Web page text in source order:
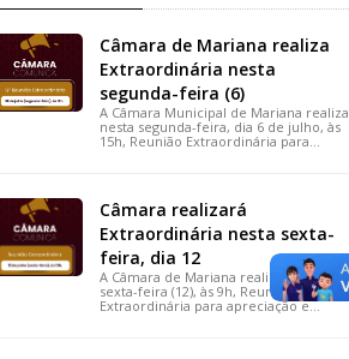
Câmara de Mariana realiza
Extraordinária nesta
segunda-feira (6)
A Câmara Municipal de Mariana realiza
nesta segunda-feira, dia 6 de julho, às
15h, Reunião Extraordinária para
apreciação de importantes projetos de
Câmara realizará
Extraordinária nesta sexta-
feira, dia 12
A Câmara de Mariana realizará nesta
sexta-feira (12), às 9h, Reunião
Extraordinária para apreciação e
votação de projetos de interesse